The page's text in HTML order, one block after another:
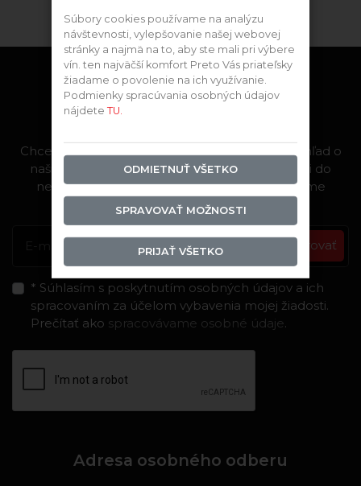
Zostaňme v kontakte
Chcete nakupovať výhodnejšie, alebo mať prehľad o
našich nových produktoch? Pri prvej registrácii do
newslettrazískate zľavu 5%na nákup vo forme
zľavového kupónu na neakciový tovar.
Registrovať
* Súhlasím s poskytnutím osobných údajov a ich
spracovaním za účelom vybavenia mojej žiadosti.
Prečítať ako spracovávame osobné údaje.
Adresa osobného odberu
Súbory cookies používame na analýzu
návštevnosti, vylepšovanie našej webovej
stránky a najmä na to, aby ste mali pri výbere
vín. ten najväčší komfort Preto Vás priateľsky
žiadame o povolenie na ich využívanie.
Podmienky spracúvania osobných údajov
nájdeteTU.
ODMIETNUŤ VŠETKO
SPRAVOVAŤ MOŽNOSTI
PRIJAŤ VŠETKO